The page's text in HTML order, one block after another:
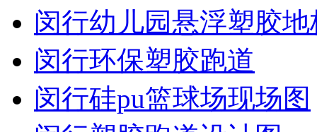
闵行幼儿园悬浮塑胶
闵行环保塑胶跑道
闵行硅pu篮球场现场图